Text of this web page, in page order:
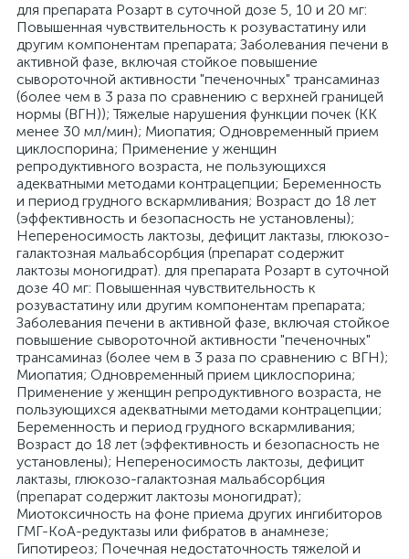
для препарата Розарт в суточной дозе 5, 10 и 20 мг:
Повышенная чувствительность к розувастатину или
другим компонентам препарата; Заболевания печени в
активной фазе, включая стойкое повышение
сывороточной активности "печеночных" трансаминаз
(более чем в 3 раза по сравнению с верхней границей
нормы (ВГН)); Тяжелые нарушения функции почек (КК
менее 30 мл/мин); Миопатия; Одновременный прием
циклоспорина; Применение у женщин
репродуктивного возраста, не пользующихся
адекватными методами контрацепции; Беременность
и период грудного вскармливания; Возраст до 18 лет
(эффективность и безопасность не установлены);
Непереносимость лактозы, дефицит лактазы, глюкозо-
галактозная мальабсорбция (препарат содержит
лактозы моногидрат). для препарата Розарт в суточной
дозе 40 мг: Повышенная чувствительность к
розувастатину или другим компонентам препарата;
Заболевания печени в активной фазе, включая стойкое
повышение сывороточной активности "печеночных"
трансаминаз (более чем в 3 раза по сравнению с ВГН);
Миопатия; Одновременный прием циклоспорина;
Применение у женщин репродуктивного возраста, не
пользующихся адекватными методами контрацепции;
Беременность и период грудного вскармливания;
Возраст до 18 лет (эффективность и безопасность не
установлены); Непереносимость лактозы, дефицит
лактазы, глюкозо-галактозная мальабсорбция
(препарат содержит лактозы моногидрат);
Миотоксичность на фоне приема других ингибиторов
ГМГ-КоА-редуктазы или фибратов в анамнезе;
Гипотиреоз; Почечная недостаточность тяжелой и